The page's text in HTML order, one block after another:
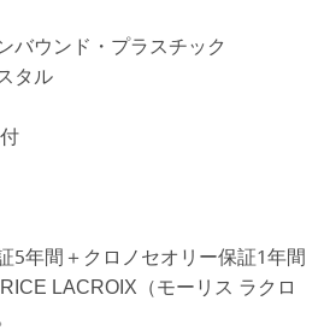
バウンド・プラスチック
タル
5年間＋クロノセオリー保証1年間
LACROIX（モーリス ラクロ